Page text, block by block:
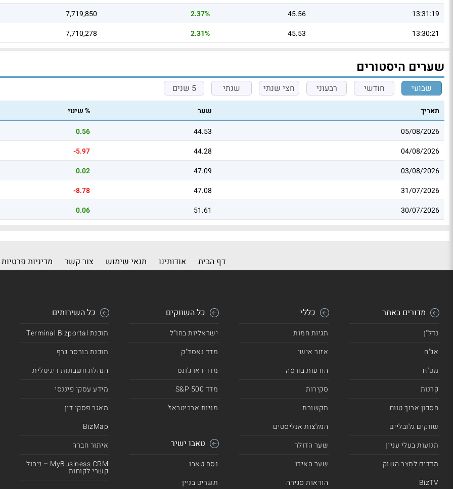
13:31:19
45.56
2.37%
7,719,850
13:30:21
45.53
2.31%
7,710,278
שערים היסטורים
שבועי חודשי רבעוני חצי שנתי שנתי 5 שנים
תאריך שער
% שינוי
05/08/2026
44.53
0.56
04/08/2026
44.28
-5.97
03/08/2026
47.09
0.02
31/07/2026
47.08
-8.78
30/07/2026
51.61
0.06
דף הבית אודותינו תנאי שימוש צור קשר מדיניות פרטיות
מדורים באתר
נדל"ן
אג"ח
מט"ח
קרנות
חסכון ארוך טווח
שווקים גלובליים
תנועות בעלי עניין
מדדים למצב השוק
BizTV
כללי
תגיות חמות
אזור אישי
הודעות בורסה
סקירות
תקשורת
המלצות אנליסטים
שער הדולר
שער האירו
הוראות סגירה
כל השווקים
ישראליות בחו"ל
מדד נאסד"ק
מדד דאו ג'ונס
מדד 500 S&P
מניות ארביטראז'
טאבו ישיר
נסח טאבו
תשריט בניין
כל השירותים
תוכנת Terminal Bizportal
תוכנת בורסה גרף
הנהלת חשבונות דיגיטלית
מידע עסקי פיננסי
מאגר פסקי דין
BizMap
איתור חברה
MyBusiness CRM – ניהול
קשרי לקוחות